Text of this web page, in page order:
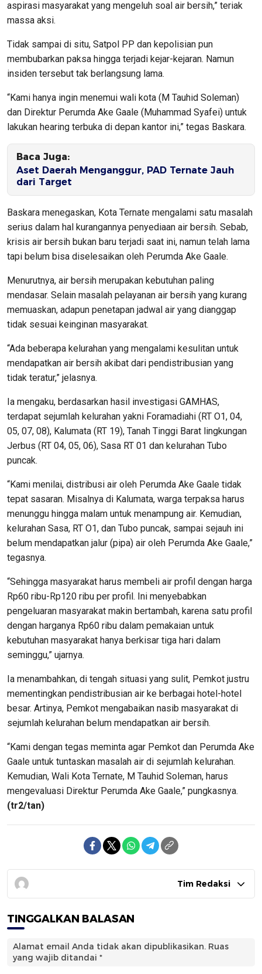
aspirasi masyarakat yang mengeluh soal air bersih,” teriak
massa aksi.
Tidak sampai di situ, Satpol PP dan kepolisian pun
membubarkan paksa hingga terjadi kejar-kejaran. Namun
insiden tersebut tak berlangsung lama.
“Kami hanya ingin menemui wali kota (M Tauhid Soleman)
dan Direktur Perumda Ake Gaale (Muhammad Syafei) untuk
lakukan hearing terbuka di depan kantor ini,” tegas Baskara.
Baca Juga:
Aset Daerah Menganggur, PAD Ternate Jauh
dari Target
Baskara menegaskan, Kota Ternate mengalami satu masalah
serius dalam hal kurangannya penyediaan air bersih. Sebab,
krisis air bersih bukan baru terjadi saat ini, namun telah lama
tapi belum bisa diselesaikan oleh Perumda Ake Gaale.
Menurutnya, air bersih merupakan kebutuhan paling
mendasar. Selain masalah pelayanan air bersih yang kurang
memuaskan, adapun penetapan jadwal air yang dianggap
tidak sesuai keinginan masyarakat.
“Ada beberapa kelurahan yang mengalami kesulitan untuk
mendapatkan air bersih akibat dari pendistribusian yang
tidak teratur,” jelasnya.
Ia mengaku, berdasarkan hasil investigasi GAMHAS,
terdapat sejumlah kelurahan yakni Foramadiahi (RT O1, 04,
05, 07, 08), Kalumata (RT 19), Tanah Tinggi Barat lingkungan
Jerbus (RT 04, 05, 06), Sasa RT 01 dan kelurahan Tubo
puncak.
“Kami menilai, distribusi air oleh Perumda Ake Gaale tidak
tepat sasaran. Misalnya di Kalumata, warga terpaksa harus
menunggu hingga malam untuk menampung air. Kemudian,
kelurahan Sasa, RT O1, dan Tubo puncak, sampai sejauh ini
belum mendapatkan jalur (pipa) air oleh Perumda Ake Gaale,”
tegasnya.
“Sehingga masyarakat harus membeli air profil dengan harga
Rp60 ribu-Rp120 ribu per profil. Ini menyebabkan
pengeluaran masyarakat makin bertambah, karena satu profil
dengan harganya Rp60 ribu dalam pemakaian untuk
kebutuhan masyarakat hanya berkisar tiga hari dalam
seminggu,” ujarnya.
Ia menambahkan, di tengah situasi yang sulit, Pemkot justru
mementingkan pendistribusian air ke berbagai hotel-hotel
besar. Artinya, Pemkot mengabaikan nasib masyarakat di
sejumlah kelurahan belum mendapatkan air bersih.
“Kami dengan tegas meminta agar Pemkot dan Perumda Ake
Gaale untuk tuntaskan masalah air di sejumlah kelurahan.
Kemudian, Wali Kota Ternate, M Tauhid Soleman, harus
mengevaluasi Direktur Perumda Ake Gaale,” pungkasnya.
(tr2/tan)
Tim Redaksi
TINGGALKAN BALASAN
Alamat email Anda tidak akan dipublikasikan. Ruas
yang wajib ditandai *